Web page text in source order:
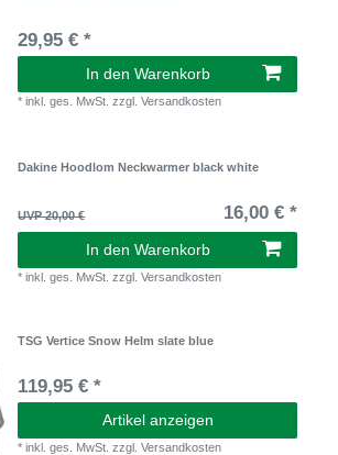
29,95 € *
In den Warenkorb
*inkl. ges. MwSt. zzgl.Versandkosten
Dakine Hoodlom Neckwarmer black white
UVP 20,00 € 16,00 € *
In den Warenkorb
*inkl. ges. MwSt. zzgl.Versandkosten
TSG Vertice Snow Helm slate blue
119,95 € *
Artikel anzeigen
*inkl. ges. MwSt. zzgl.Versandkosten